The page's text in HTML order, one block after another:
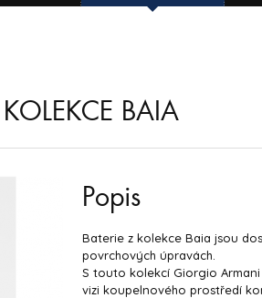
BAIA
Popis
Baterie z kolekce Baia jsou
povrchových úpravách.
S touto kolekcí Giorgio
vizi koupelnového prostředí